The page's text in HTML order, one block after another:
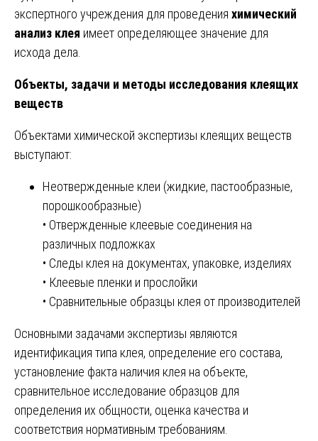
экспертного учреждения для проведения химический
анализ клея имеет определяющее значение для
исхода дела.
Объекты, задачи и методы исследования клеящих
веществ
Объектами химической экспертизы клеящих веществ
выступают:
Неотвержденные клеи (жидкие, пастообразные,
порошкообразные)
• Отвержденные клеевые соединения на
различных подложках
• Следы клея на документах, упаковке, изделиях
• Клеевые пленки и прослойки
• Сравнительные образцы клея от производителей
Основными задачами экспертизы являются
идентификация типа клея, определение его состава,
установление факта наличия клея на объекте,
сравнительное исследование образцов для
определения их общности, оценка качества и
соответствия нормативным требованиям.